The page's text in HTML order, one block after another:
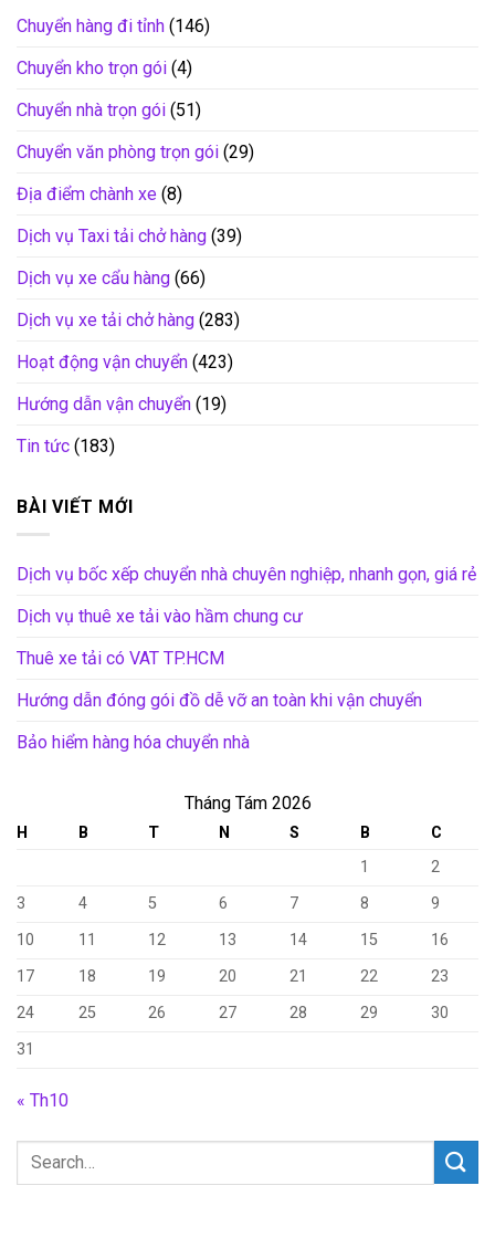
Chuyển hàng đi tỉnh (146)
Chuyển kho trọn gói (4)
Chuyển nhà trọn gói (51)
Chuyển văn phòng trọn gói (29)
Địa điểm chành xe (8)
Dịch vụ Taxi tải chở hàng (39)
Dịch vụ xe cẩu hàng (66)
Dịch vụ xe tải chở hàng (283)
Hoạt động vận chuyển (423)
Hướng dẫn vận chuyển (19)
Tin tức (183)
BÀI VIẾT MỚI
Dịch vụ bốc xếp chuyển nhà chuyên nghiệp, nhanh gọn, giá rẻ
Dịch vụ thuê xe tải vào hầm chung cư
Thuê xe tải có VAT TP.HCM
Hướng dẫn đóng gói đồ dễ vỡ an toàn khi vận chuyển
Bảo hiểm hàng hóa chuyển nhà
Tháng Tám 2026
H B T N S B
C
1
2
3
4 5 6 7 8
9
10
11 12 13 14 15
16
17
18 19 20 21 22
23
24
25 26 27 28 29
30
31
« Th10